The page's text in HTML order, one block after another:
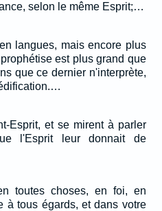
selon le même Esprit;…
langues, mais encore plus
est plus grand que
que ce dernier n'interprète,
Esprit, et se mirent à parler
l'Esprit leur donnait de
toutes choses, en foi, en
à tous égards, et dans votre